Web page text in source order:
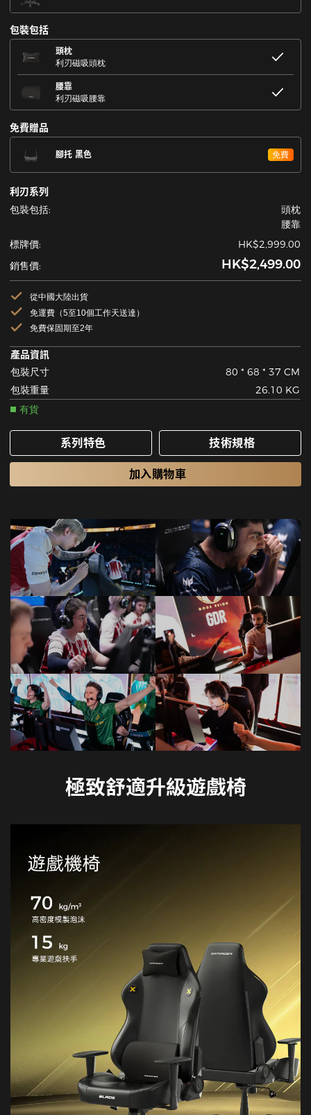
包裝包括
頭枕
利刃磁吸頭枕
腰靠
利刃磁吸腰靠
免費贈品
腳托 黑色 免費
利刃系列
包裝包括:
頭枕
腰靠
標牌價:
HK$2,999.00
銷售價:
HK$2,499.00
從中國大陸出貨
免運費（5至10個工作天送達）
免費保固期至2年
產品資訊
包裝尺寸
80 * 68 * 37 CM
包裝重量
26.10 KG
有貨
系列特色 技術規格
加入購物車
極致舒適升級遊戲椅